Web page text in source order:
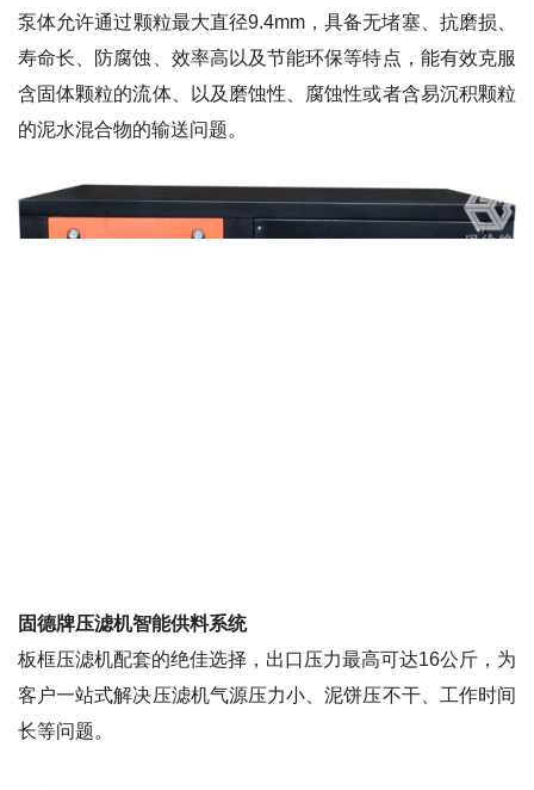
泵体允许通过颗粒最大直径9.4mm，具备无堵塞、抗磨损、
寿命长、防腐蚀、效率高以及节能环保等特点，能有效克服
含固体颗粒的流体、以及磨蚀性、腐蚀性或者含易沉积颗粒
的泥水混合物的输送问题。
固德牌压滤机智能供料系统
板框压滤机配套的绝佳选择，出口压力最高可达16公斤，为
客户一站式解决压滤机气源压力小、泥饼压不干、工作时间
长等问题。